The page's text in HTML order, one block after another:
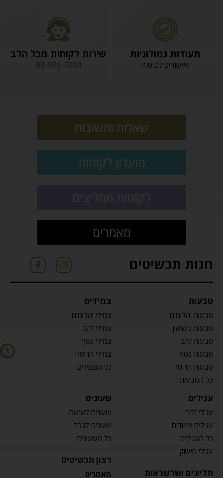
תעודות גמולוגיות
ואישורים לביטוח
שירות לקוחות מכל הלב
03-931-7294
שאלות ותשובות
מועדון לקוחות
מאמרים
חנות תכשיטים
טבעות
טבעות יהלומים
טבעות נישואין
טבעות זהב
טבעות כסף
טבעות חריטה
כל הטבעות
צמידים
צמידי יהלומים
צמידי זהב
צמידי כסף
צמידי חריטה
כל הצמידים
עגילים
עגילי זהב
עגילים צמודים
כל העגילים
עגילי חישוק
תליונים ושרשראות
שעונים
שעונים לאישה
שעונים לגבר
כל השעונים
רצון תכשיטים
מאמרים